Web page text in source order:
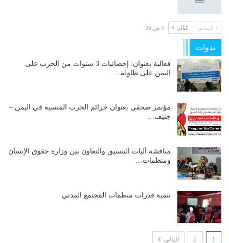
السابق التالي 1 من 26
ندوات
فعالية بعنوان: إحصائيات 3 سنوات من الحرب على
اليمن على طاولة…
مؤتمر صحفي بعنوان جرائم الحرب المنسية في اليمن –
جنيف…
مناقشة آليات التنسيق والتعاون بين وزارة حقوق الإنسان
ومنظمات…
تنمية قدرات منظمات المجتمع المدني
1
2 التالي